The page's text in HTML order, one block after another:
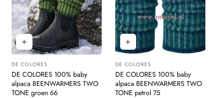
Leverancier:
DE COLORES
DE COLORES 100% baby
alpaca BEENWARMERS TWO
TONE groen 66
Leverancier:
DE COLORES
DE COLORES 100% baby
alpaca BEENWARMERS TWO
TONE petrol 75